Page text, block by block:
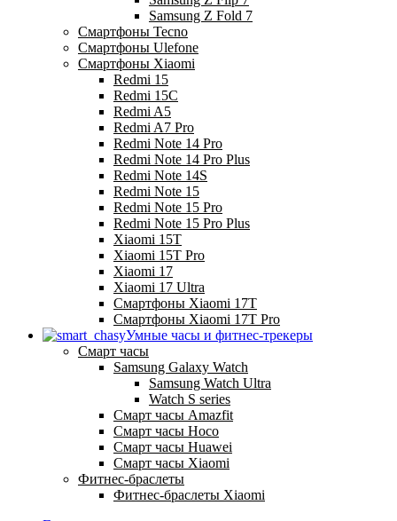
Samsung Z Fold 7
Смартфоны Tecno
Смартфоны Ulefone
Смартфоны Xiaomi
Redmi 15
Redmi 15C
Redmi A5
Redmi A7 Pro
Redmi Note 14 Pro
Redmi Note 14 Pro Plus
Redmi Note 14S
Redmi Note 15
Redmi Note 15 Pro
Redmi Note 15 Pro Plus
Xiaomi 15T
Xiaomi 15T Pro
Xiaomi 17
Xiaomi 17 Ultra
Смартфоны Xiaomi 17Т
Смартфоны Xiaomi 17Т Pro
Умные часы и фитнес-трекеры
Смарт часы
Samsung Galaxy Watch
Samsung Watch Ultra
Watch S series
Смарт часы Amazfit
Смарт часы Hoco
Смарт часы Huawei
Смарт часы Xiaomi
Фитнес-браслеты
Фитнес-браслеты Xiaomi